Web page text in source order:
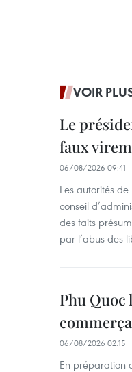
VOIR
Le
faux
06/08/2026 09:41
Les autorités
conseil
des faits
par l’abus des
Phu Quoc
06/08/2026 02:15
En préparation